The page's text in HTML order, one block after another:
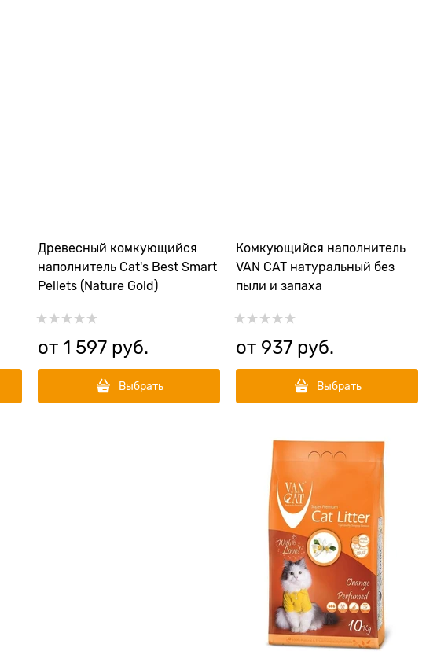
Древесный комкующийся
наполнитель Cat's Best Smart
Pellets (Nature Gold)
от 1 597 руб.
Выбрать
Комкующийся наполнитель
VAN CAT натуральный без
пыли и запаха
от 937 руб.
Выбрать